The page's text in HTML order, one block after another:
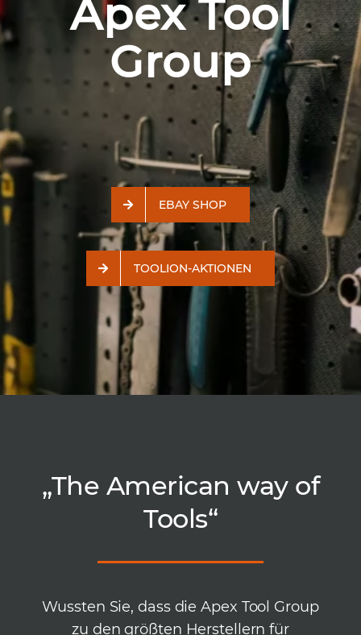
Apex Tool
Group
EBAY SHOP
TOOLION-AKTIONEN
„The American way of
Tools“
Wussten Sie, dass die Apex Tool Group
zu den größten Herstellern für